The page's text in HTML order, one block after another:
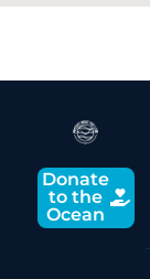
Donate
to the
Ocean